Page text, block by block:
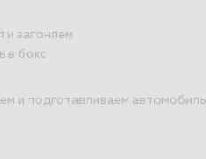
и загоняем
в бокс
и подготавливаем автомобиль